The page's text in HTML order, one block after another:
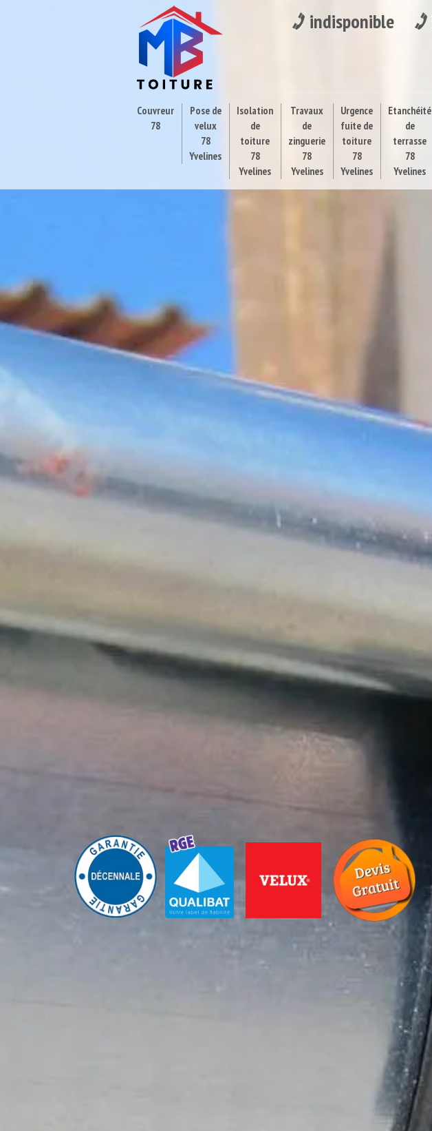
indisponible
Couvreur
78
Pose de
velux
78
Yvelines
Isolation
de
toiture
78
Yvelines
Travaux
de
zinguerie
78
Yvelines
Urgence
fuite de
toiture
78
Yvelines
Etanchéité
de
terrasse
78
Yvelines